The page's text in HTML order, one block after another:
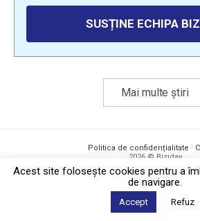
SUSȚINE ECHIPA
Mai multe știri
Politica de confidențialitate ·
2026 © Biziday
Acest site foloseşte cookies pentru a
de navigare.
Accept Refuz